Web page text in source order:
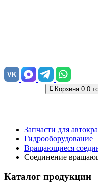
VK
Корзина 0 0
Запчасти для
Гидрооборудование
Вращающиеся
Соединение
Каталог продукции